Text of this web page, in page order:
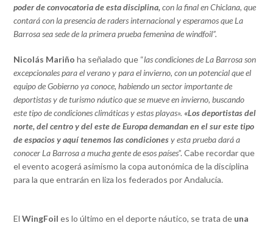
poder de convocatoria de esta disciplina, con la final en Chiclana, que
contará con la presencia de raders internacional y esperamos que La
Barrosa sea sede de la primera prueba femenina de windfoil”.
Nicolás Mariño ha señalado que “las condiciones de La Barrosa son
excepcionales para el verano y para el invierno, con un potencial que el
equipo de Gobierno ya conoce, habiendo un sector importante de
deportistas y de turismo náutico que se mueve en invierno, buscando
este tipo de condiciones climáticas y estas playas». «Los deportistas del
norte, del centro y del este de Europa demandan en el sur este tipo
de espacios y aquí tenemos las condicionesy esta prueba dará a
conocer La Barrosa a mucha gente de esos países”. Cabe recordar que
el evento acogerá asimismo la copa autonómica de la disciplina
para la que entrarán en liza los federados por Andalucía.
ElWingFoil es lo último en el deporte náutico, se trata de una